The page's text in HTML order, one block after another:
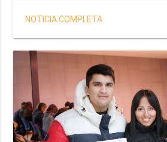
NOTICIA COMPLETA